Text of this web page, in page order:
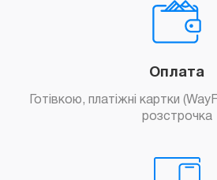
Оплата
Готівкою, платіжні картки
розстрочка